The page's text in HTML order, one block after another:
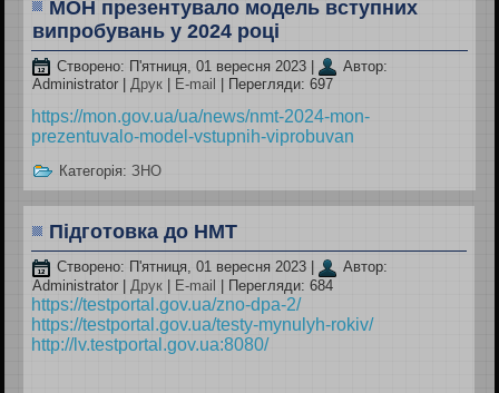
МОН презентувало модель вступних
випробувань у 2024 році
Створено: П'ятниця, 01 вересня 2023 |
Автор:
Administrator |Друк E-mail | Перегляди: 697
https://mon.gov.ua/ua/news/nmt-2024-mon-
prezentuvalo-model-vstupnih-viprobuvan
Категорія:ЗНО
Підготовка до НМТ
Створено: П'ятниця, 01 вересня 2023
Автор:
Administrator
Друк E-mail | Перегляди: 684
https://testportal.gov.ua/zno-dpa-2/
https://testportal.gov.ua/testy-mynulyh-rokiv/
http://lv.testportal.gov.ua:8080/